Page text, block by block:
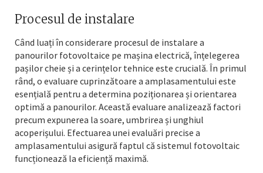
Procesul de instalare
Când luați în considerare procesul de instalare a
panourilor fotovoltaice pe mașina electrică, înțelegerea
pașilor cheie și a cerințelor tehnice este crucială. În primul
rând, o evaluare cuprinzătoare a amplasamentului este
esențială pentru a determina poziționarea și orientarea
optimă a panourilor. Această evaluare analizează factori
precum expunerea la soare, umbrirea și unghiul
acoperișului. Efectuarea unei evaluări precise a
amplasamentului asigură faptul că sistemul fotovoltaic
funcționează la eficiență maximă.